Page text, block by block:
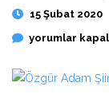
15 Şubat 2020
Özgür Adam
yorumlar